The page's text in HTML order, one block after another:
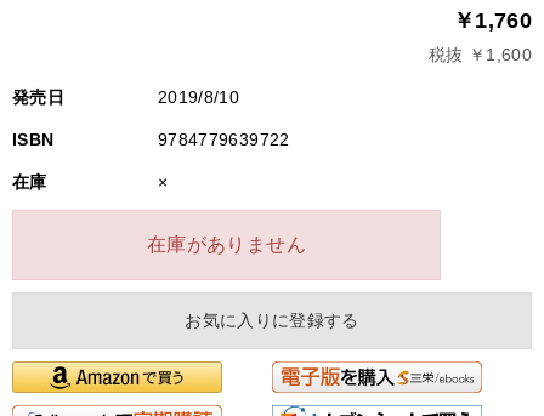
￥1,760
税抜 ￥1,600
発売日 2019/8/10
ISBN 9784779639722
在庫 ×
在庫がありません
お気に入りに登録する